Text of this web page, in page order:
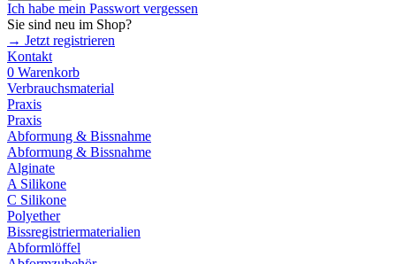
Ich habe mein Passwort vergessen
Sie sind neu im Shop?
→ Jetzt registrieren
Kontakt
0 Warenkorb
Verbrauchsmaterial
Praxis
Praxis
Abformung & Bissnahme
Abformung & Bissnahme
Alginate
A Silikone
C Silikone
Polyether
Bissregistriermaterialien
Abformlöffel